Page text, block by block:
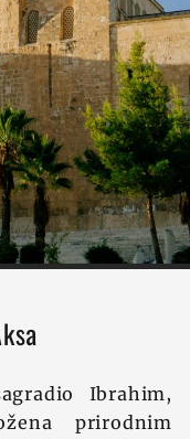
Ibrahim,
prirodnim